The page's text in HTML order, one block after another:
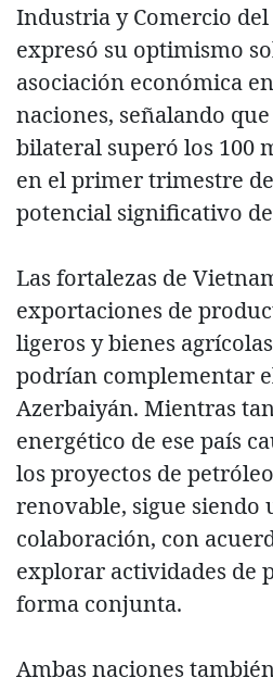
Industria y Comercio
expresó su optimismo
asociación económica
naciones, señalando
bilateral superó los 100
en el primer trimestre
potencial significativo
Las fortalezas de
exportaciones de
ligeros y bienes
podrían complementar
Azerbaiyán. Mientras
energético de ese país
los proyectos de
renovable, sigue siendo
colaboración, con
explorar actividades de
forma conjunta.
Ambas naciones